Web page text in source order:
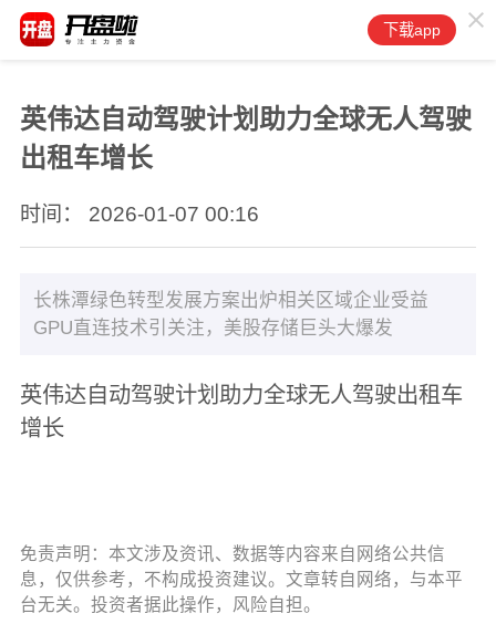
下载app
英伟达自动驾驶计划助力全球无人驾驶
出租车增长
时间： 2026-01-07 00:16
长株潭绿色转型发展方案出炉相关区域企业受益
GPU直连技术引关注，美股存储巨头大爆发
英伟达自动驾驶计划助力全球无人驾驶出租车
增长
免责声明：本文涉及资讯、数据等内容来自网络公共信
息，仅供参考，不构成投资建议。文章转自网络，与本平
台无关。投资者据此操作，风险自担。